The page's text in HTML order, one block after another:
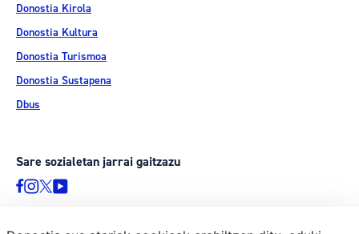
Donostia Kirola
Donostia Kultura
Donostia Turismoa
Donostia Sustapena
Dbus
Sare sozialetan jarrai gaitzazu